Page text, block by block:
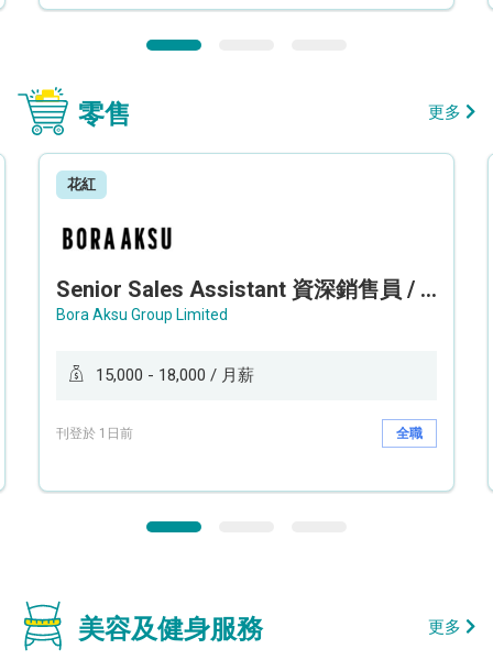
零售 更多
花紅
Senior Sales Assistant 資深銷售員 / Sales Assistant 銷售員
Bora Aksu Group Limited
15,000 - 18,000 / 月薪
刊登於 1日前 全職
美容及健身服務 更多